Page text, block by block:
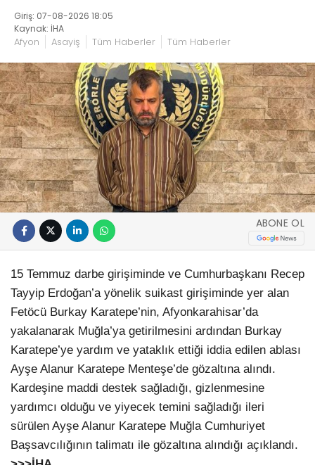
Giriş: 07-08-2026 18:05
Kaynak: İHA
Afyon Asayiş Tüm Haberler Tüm Haberler
ABONE OL
15 Temmuz darbe girişiminde ve Cumhurbaşkanı Recep
Tayyip Erdoğan’a yönelik suikast girişiminde yer alan
Fetöcü Burkay Karatepe’nin, Afyonkarahisar’da
yakalanarak Muğla’ya getirilmesini ardından Burkay
Karatepe’ye yardım ve yataklık ettiği iddia edilen ablası
Ayşe Alanur Karatepe Menteşe’de gözaltına alındı.
Kardeşine maddi destek sağladığı, gizlenmesine
yardımcı olduğu ve yiyecek temini sağladığı ileri
sürülen Ayşe Alanur Karatepe Muğla Cumhuriyet
Başsavcılığının talimatı ile gözaltına alındığı açıklandı.